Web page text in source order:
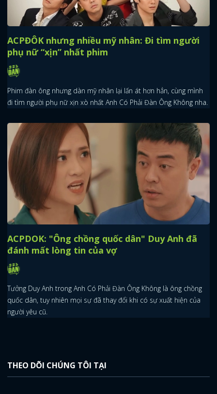
ACPĐÔK nhưng nhiều mỹ nhân: Đi tìm người
phụ nữ “xịn” nhất phim
Phim đàn ông nhưng dàn mỹ nhân lại lấn át hơn hẳn, cùng mình
đi tìm người phụ nữ xịn xò nhất Anh Có Phải Đàn Ông Không nha.
ACPDOK: "Ông chồng quốc dân" Duy Anh đã
đánh mất lòng tin của vợ
Tưởng Duy Anh trong Anh Có Phải Đàn Ông Không là ông chồng
quốc dân, tuy nhiên mọi sự đã thay đổi khi có sự xuất hiện của
người yêu cũ.
THEO DÕI CHÚNG TÔI TẠI